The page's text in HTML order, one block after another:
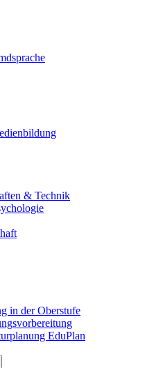
& Technik
in der Oberstufe
EduPlan